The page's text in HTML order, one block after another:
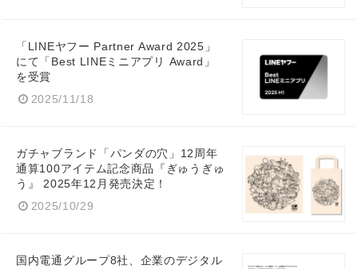
「LINEヤフー Partner Award 2025」
にて「Best LINEミニアプリ Award」
を受賞
2025/11/18
ガチャブランド「パンダの穴」12周年
通算100アイテム記念商品『ぎゅうぎゅ
う』 2025年12月発売決定！
2025/10/29
国内電通グループ8社、企業のデジタル